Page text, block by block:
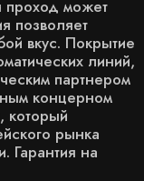
проход может
позволяет
вкус. Покрытие
линий,
партнером
концерном
который
рынка
Гарантия на